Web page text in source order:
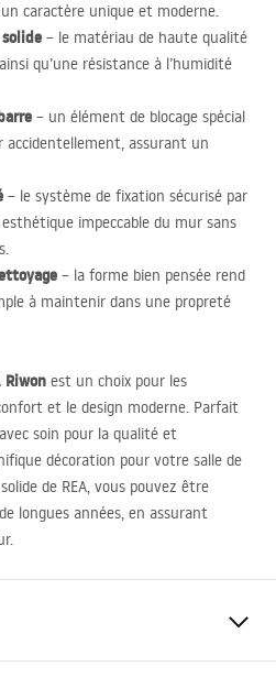
caractère unique et moderne.
– le matériau de haute qualité
qu’une résistance à l’humidité
– un élément de blocage spécial
accidentellement, assurant un
– le système de fixation sécurisé par
impeccable du mur sans
– la forme bien pensée rend
à maintenir dans une propreté
Riwon est un choix pour les
et le design moderne. Parfait
soin pour la qualité et
décoration pour votre salle de
de REA, vous pouvez être
longues années, en assurant